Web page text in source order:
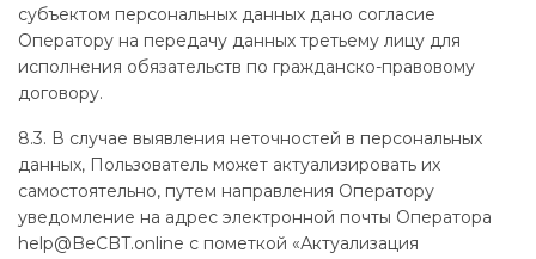
субъектом персональных данных дано согласие
Оператору на передачу данных третьему лицу для
исполнения обязательств по гражданско-правовому
договору.
8.3. В случае выявления неточностей в персональных
данных, Пользователь может актуализировать их
самостоятельно, путем направления Оператору
уведомление на адрес электронной почты Оператора
help@BeCBT.online с пометкой «Актуализация